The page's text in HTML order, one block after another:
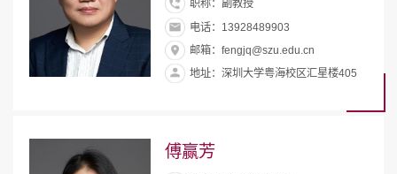
职称：副教授
电话：13928489903
邮箱：fengjq@szu.edu.cn
地址：深圳大学粤海校区汇星楼405
傅赢芳